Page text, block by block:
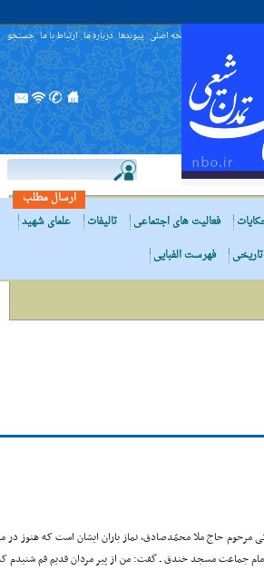
صفحه اصلی پیوندها درباره ما ارتباط با ما جستجو
ارسال مطلب
فعالیت های اجتماعی تالیفات
علمای شهید
فهرست الفبایی
مرحوم حاج ملا محمّدصادق، نماز باران ایشان است که هنوز
جماعت مسجد خندق ـ گفت: من از پیر مردان قدیم قم شنیدم